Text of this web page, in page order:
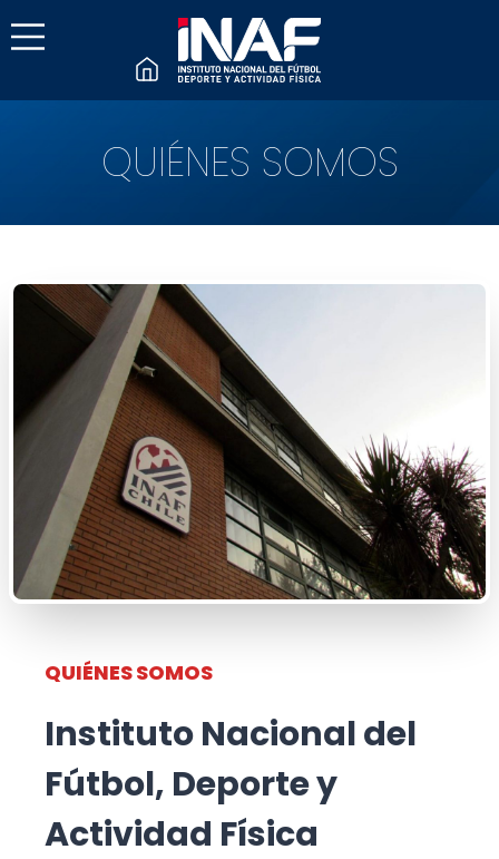
QUIÉNES SOMOS
QUIÉNES SOMOS
Instituto Nacional del
Fútbol, Deporte y
Actividad Física